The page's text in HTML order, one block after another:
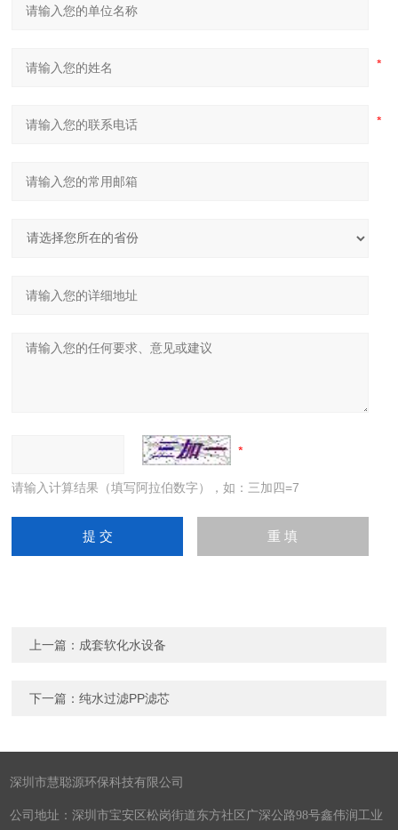
请输入计算结果（填写阿拉伯数字），如：三加四=7
上一篇： 成套软化水设备
下一篇：纯水过滤PP滤芯
深圳市慧聪源环保科技有限公司
公司地址：深圳市宝安区松岗街道东方社区广深公路98号鑫伟润工业